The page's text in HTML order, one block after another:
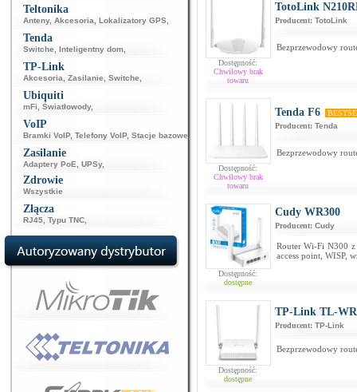
Teltonika
Anteny, Akcesoria Lokalizatory GPS
Tenda
Switche Inteligentny dom
TP-Link
Akcesoria Zasilanie Switche
Ubiquiti
mFi Światłowody,
VoIP
Bramki VoIP, Telefony VoIP, Stacje bazowe
Zasilanie
Adaptery PoE UPSy,
Zdrowie
Wszystkie
Złącza
RJ45 Typu TNC
Dostępność:
Chwilowy brak
towaru
TotoLink
Producent: TotoLink
Bezprzewodowy
Dostępność:
Chwilowy brak
towaru
Tenda F6
Producent: Tenda
Bezprzewodowy
Dostępność:
dostępne
Cudy WR300
Producent: Cudy
Router Wi-Fi N300
access point, WISP,
Dostępność:
dostępne
TP-Link TL-
Producent: TP-Link
Bezprzewodowy